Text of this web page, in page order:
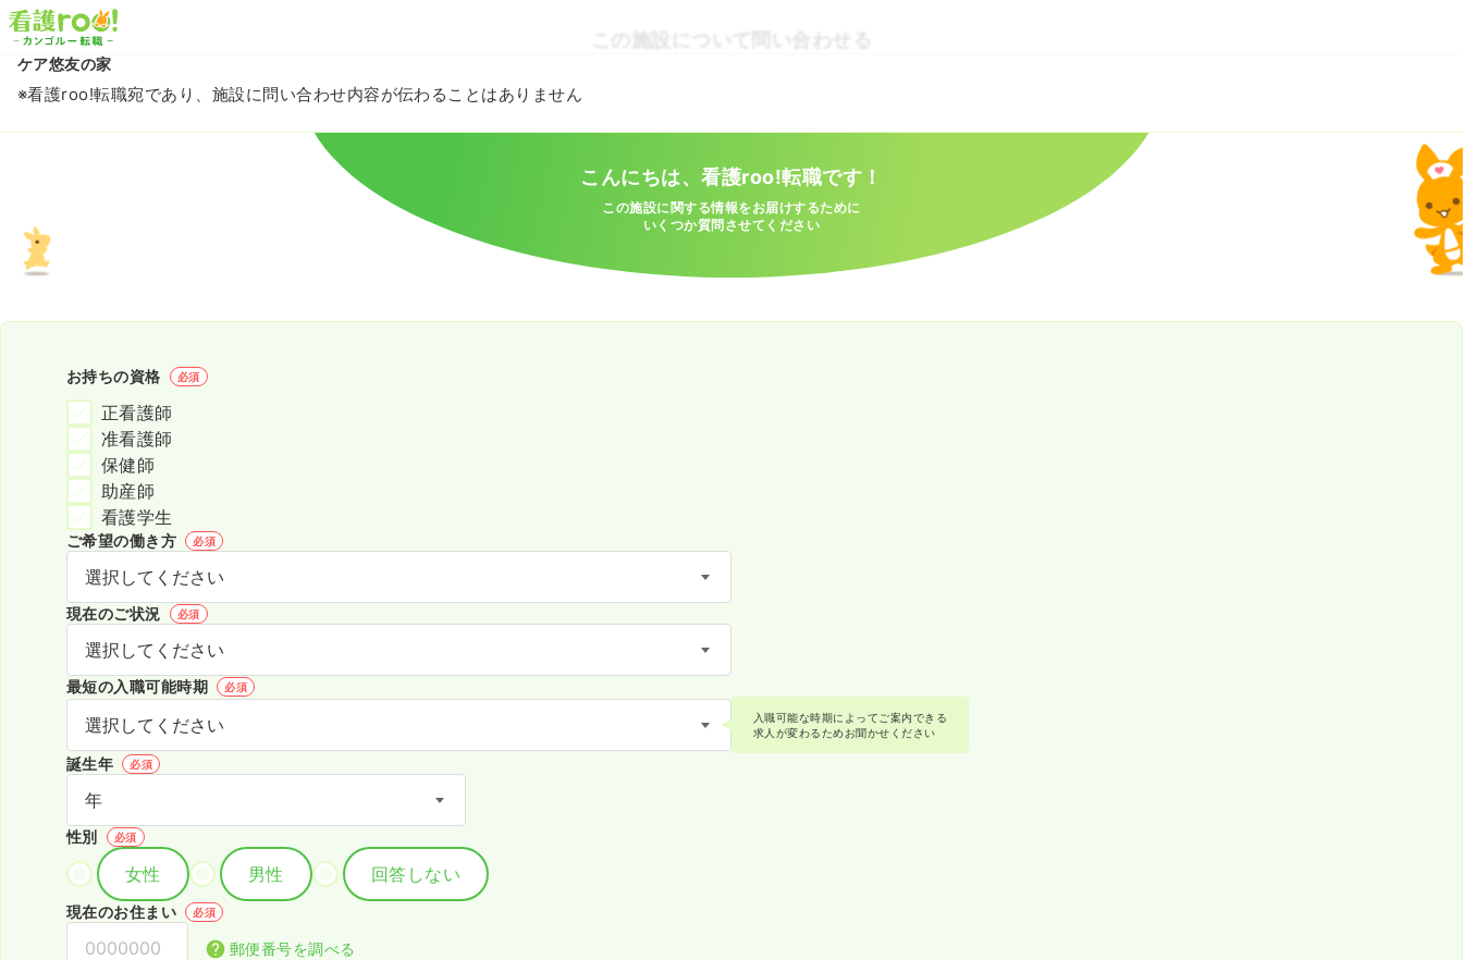
この施設について問い合わせる
ケア悠友の家
※看護roo!転職宛であり、施設に問い合わせ内容が伝わることはありません
こんにちは、看護roo!転職です！
この施設に関する情報をお届けするために
いくつか質問させてください
お持ちの資格 必須
正看護師
准看護師
保健師
助産師
看護学生
ご希望の働き方 必須
現在のご状況 必須
最短の入職可能時期 必須
入職可能な時期によってご案内できる
求人が変わるためお聞かせください
誕生年 必須
性別 必須
女性 男性 回答しない
現在のお住まい 必須
郵便番号を調べる